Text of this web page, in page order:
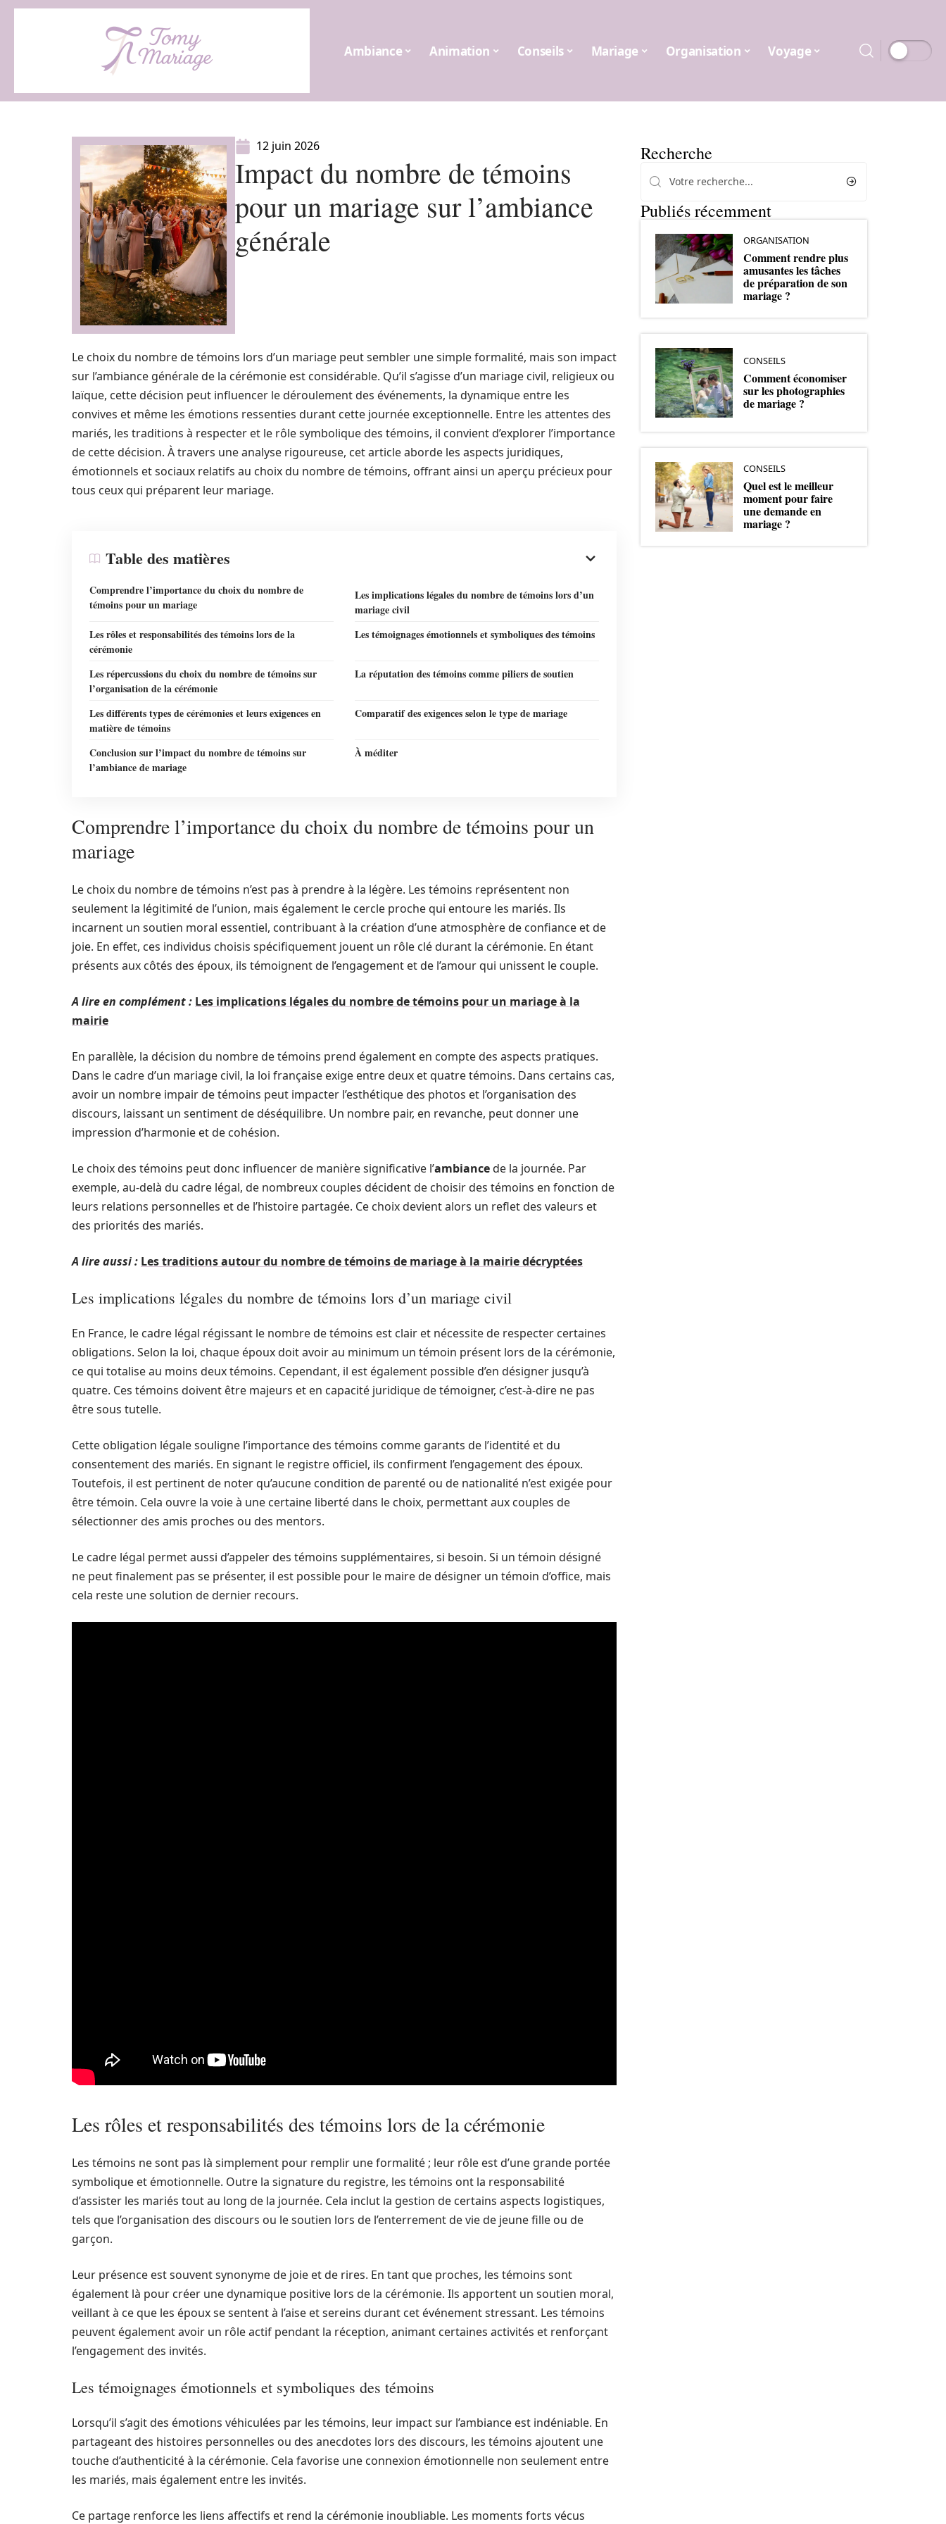
Ambiance Animation Conseils Mariage Organisation Voyage
12 juin 2026
Impact du nombre de témoins
pour un mariage sur l’ambiance
générale
Le choix du nombre de témoins lors d’un mariage peut sembler une simple formalité, mais son impact
sur l’ambiance générale de la cérémonie est considérable. Qu’il s’agisse d’un mariage civil, religieux ou
laïque, cette décision peut influencer le déroulement des événements, la dynamique entre les
convives et même les émotions ressenties durant cette journée exceptionnelle. Entre les attentes des
mariés, les traditions à respecter et le rôle symbolique des témoins, il convient d’explorer l’importance
de cette décision. À travers une analyse rigoureuse, cet article aborde les aspects juridiques,
émotionnels et sociaux relatifs au choix du nombre de témoins, offrant ainsi un aperçu précieux pour
tous ceux qui préparent leur mariage.
Table des matières
Comprendre l’importance du choix du nombre de
témoins pour un mariage
Les implications légales du nombre de témoins lors d’un
mariage civil
Les rôles et responsabilités des témoins lors de la
cérémonie
Les témoignages émotionnels et symboliques des témoins
Les répercussions du choix du nombre de témoins sur
l’organisation de la cérémonie
La réputation des témoins comme piliers de soutien
Les différents types de cérémonies et leurs exigences en
matière de témoins
Comparatif des exigences selon le type de mariage
Conclusion sur l’impact du nombre de témoins sur
l’ambiance de mariage
À méditer
Comprendre l’importance du choix du nombre de témoins pour un
mariage
Le choix du nombre de témoins n’est pas à prendre à la légère. Les témoins représentent non
seulement la légitimité de l’union, mais également le cercle proche qui entoure les mariés. Ils
incarnent un soutien moral essentiel, contribuant à la création d’une atmosphère de confiance et de
joie. En effet, ces individus choisis spécifiquement jouent un rôle clé durant la cérémonie. En étant
présents aux côtés des époux, ils témoignent de l’engagement et de l’amour qui unissent le couple.
A lire en complément : Les implications légales du nombre de témoins pour un mariage à la
mairie
En parallèle, la décision du nombre de témoins prend également en compte des aspects pratiques.
Dans le cadre d’un mariage civil, la loi française exige entre deux et quatre témoins. Dans certains cas,
avoir un nombre impair de témoins peut impacter l’esthétique des photos et l’organisation des
discours, laissant un sentiment de déséquilibre. Un nombre pair, en revanche, peut donner une
impression d’harmonie et de cohésion.
Le choix des témoins peut donc influencer de manière significative l’ambiancede la journée. Par
exemple, au-delà du cadre légal, de nombreux couples décident de choisir des témoins en fonction de
leurs relations personnelles et de l’histoire partagée. Ce choix devient alors un reflet des valeurs et
des priorités des mariés.
A lire aussi : Les traditions autour du nombre de témoins de mariage à la mairie décryptées
Les implications légales du nombre de témoins lors d’un mariage civil
En France, le cadre légal régissant le nombre de témoins est clair et nécessite de respecter certaines
obligations. Selon la loi, chaque époux doit avoir au minimum un témoin présent lors de la cérémonie,
ce qui totalise au moins deux témoins. Cependant, il est également possible d’en désigner jusqu’à
quatre. Ces témoins doivent être majeurs et en capacité juridique de témoigner, c’est-à-dire ne pas
être sous tutelle.
Cette obligation légale souligne l’importance des témoins comme garants de l’identité et du
consentement des mariés. En signant le registre officiel, ils confirment l’engagement des époux.
Toutefois, il est pertinent de noter qu’aucune condition de parenté ou de nationalité n’est exigée pour
être témoin. Cela ouvre la voie à une certaine liberté dans le choix, permettant aux couples de
sélectionner des amis proches ou des mentors.
Le cadre légal permet aussi d’appeler des témoins supplémentaires, si besoin. Si un témoin désigné
ne peut finalement pas se présenter, il est possible pour le maire de désigner un témoin d’office, mais
cela reste une solution de dernier recours.
Les rôles et responsabilités des témoins lors de la cérémonie
Les témoins ne sont pas là simplement pour remplir une formalité ; leur rôle est d’une grande portée
symbolique et émotionnelle. Outre la signature du registre, les témoins ont la responsabilité
d’assister les mariés tout au long de la journée. Cela inclut la gestion de certains aspects logistiques,
tels que l’organisation des discours ou le soutien lors de l’enterrement de vie de jeune fille ou de
garçon.
Leur présence est souvent synonyme de joie et de rires. En tant que proches, les témoins sont
également là pour créer une dynamique positive lors de la cérémonie. Ils apportent un soutien moral,
veillant à ce que les époux se sentent à l’aise et sereins durant cet événement stressant. Les témoins
peuvent également avoir un rôle actif pendant la réception, animant certaines activités et renforçant
l’engagement des invités.
Les témoignages émotionnels et symboliques des témoins
Lorsqu’il s’agit des émotions véhiculées par les témoins, leur impact sur l’ambiance est indéniable. En
partageant des histoires personnelles ou des anecdotes lors des discours, les témoins ajoutent une
touche d’authenticité à la cérémonie. Cela favorise une connexion émotionnelle non seulement entre
les mariés, mais également entre les invités.
Ce partage renforce les liens affectifs et rend la cérémonie inoubliable. Les moments forts vécus
Recherche
Publiés récemment
ORGANISATION
Comment rendre plus
amusantes les tâches
de préparation de son
mariage ?
CONSEILS
Comment économiser
sur les photographies
de mariage ?
CONSEILS
Quel est le meilleur
moment pour faire
une demande en
mariage ?